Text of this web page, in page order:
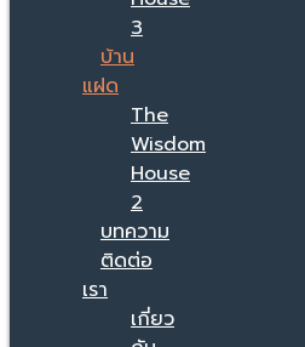
3
บ้าน
แฝด
The
Wisdom
House
2
บทความ
ติดต่อ
เรา
เกี่ยว